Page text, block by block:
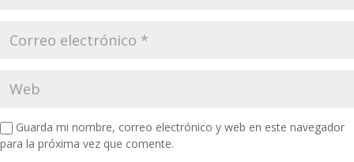
Guarda mi nombre, correo electrónico y web en este navegador
para la próxima vez que comente.